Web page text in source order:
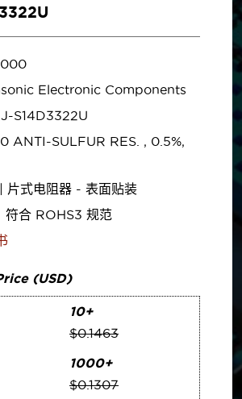
Electronic Components
S14D3322U
ANTI-SULFUR RES. , 0.5%,
片式电阻器 - 表面贴装
符合 ROHS3 规范
(USD)
10+
$0.1463
1000+
$0.1307